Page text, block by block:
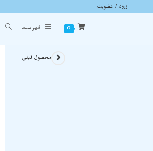
ورود / عضویت
0 فهرست دستبند سنگ آپاتیت آبی blue apatite معدنی و راف نمونه دستساز و ویژه D050
محصول قبلی